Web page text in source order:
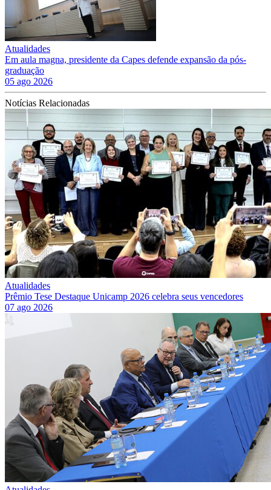
Atualidades
Em aula magna, presidente da Capes defende expansão da pós-
graduação
05 ago 2026
Notícias Relacionadas
Atualidades
Prêmio Tese Destaque Unicamp 2026 celebra seus vencedores
07 ago 2026